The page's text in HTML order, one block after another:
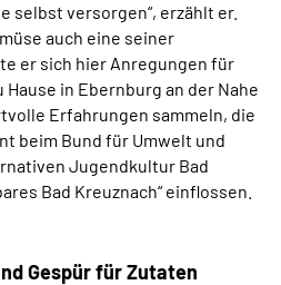
selbst versorgen“, erzählt er.
auch eine seiner
er sich hier Anregungen für
in Ebernburg an der Nahe
Erfahrungen sammeln, die
beim Bund für Umwelt und
Jugendkultur Bad
Bad Kreuznach“ einflossen.
Gespür für Zutaten